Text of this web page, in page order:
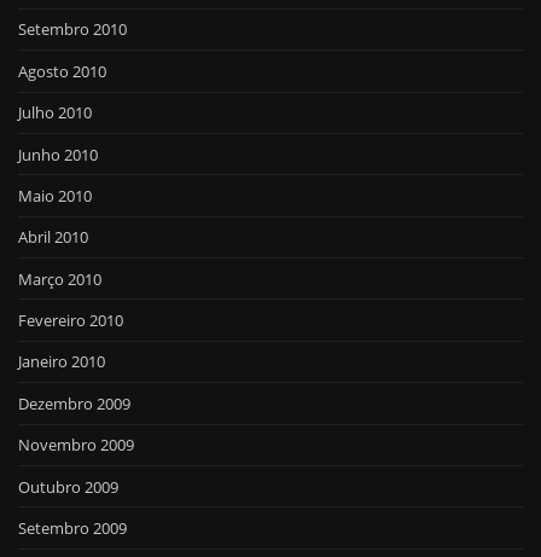
Setembro 2010
Agosto 2010
Julho 2010
Junho 2010
Maio 2010
Abril 2010
Março 2010
Fevereiro 2010
Janeiro 2010
Dezembro 2009
Novembro 2009
Outubro 2009
Setembro 2009